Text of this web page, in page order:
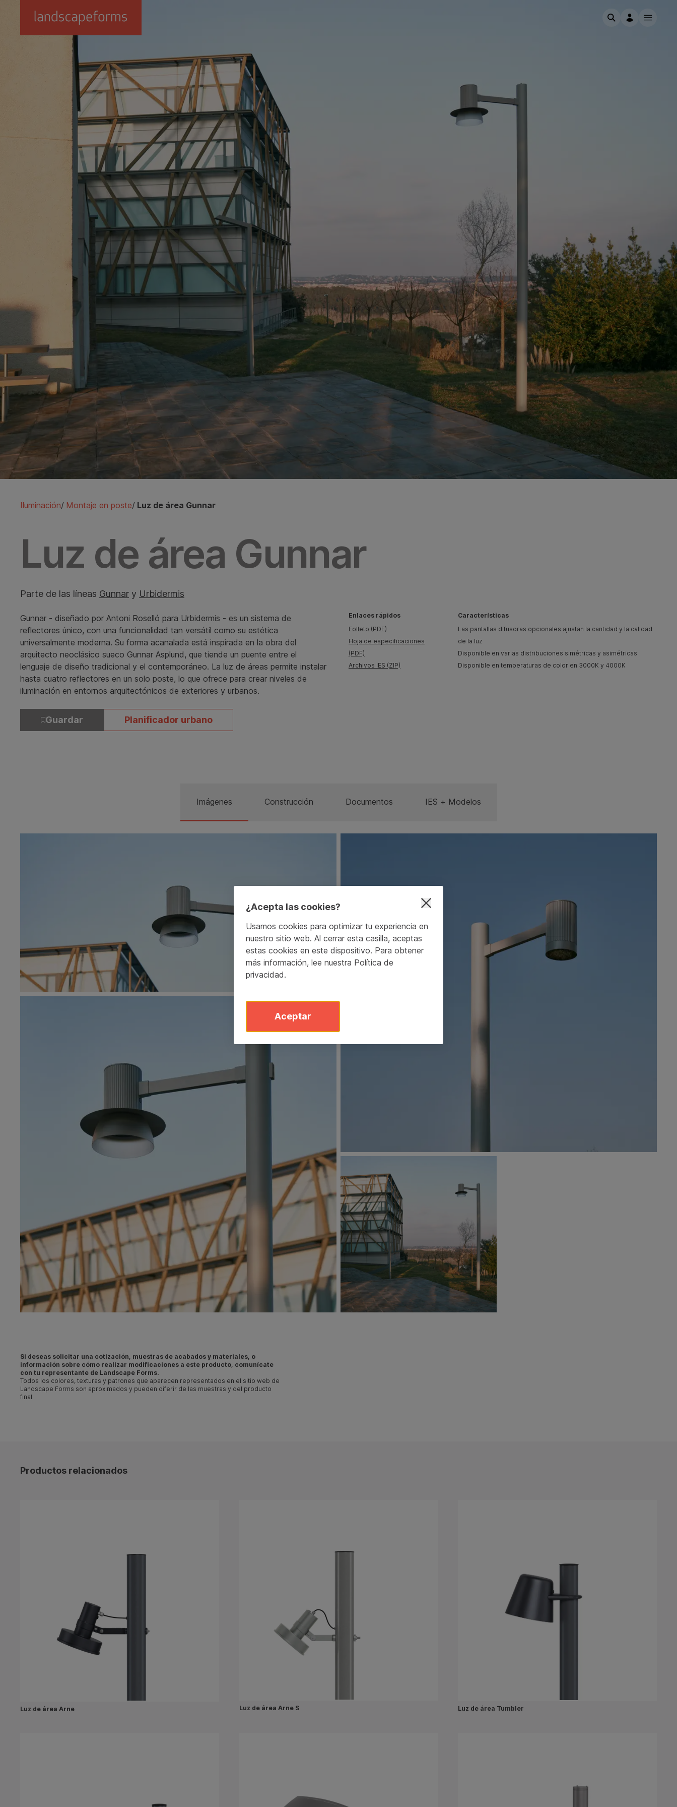
Saltar al contenido principal
Iluminación/ Montaje en poste/ Luz de área Gunnar
Luz de área Gunnar
Parte de las líneas Gunnar y Urbidermis
Gunnar - diseñado por Antoni Roselló para Urbidermis - es un sistema de
reflectores único, con una funcionalidad tan versátil como su estética
universalmente moderna. Su forma acanalada está inspirada en la obra del
arquitecto neoclásico sueco Gunnar Asplund, que tiende un puente entre el
lenguaje de diseño tradicional y el contemporáneo. La luz de áreas permite instalar
hasta cuatro reflectores en un solo poste, lo que ofrece para crear niveles de
iluminación en entornos arquitectónicos de exteriores y urbanos.
Enlaces rápidos
Folleto (PDF)
Hoja de especificaciones
(PDF)
Archivos IES (ZIP)
Características
Las pantallas difusoras opcionales ajustan la cantidad y la calidad
de la luz
Disponible en varias distribuciones simétricas y asimétricas
Disponible en temperaturas de color en 3000K y 4000K
Guardar Planificador urbano
Imágenes Construcción Documentos IES + Modelos
Si deseas solicitar una cotización, muestras de acabados y materiales, o
información sobre cómo realizar modificaciones a este producto, comunícate
con tu representante de Landscape Forms.
Todos los colores, texturas y patrones que aparecen representados en el sitio web de
Landscape Forms son aproximados y pueden diferir de las muestras y del producto
final.
Productos relacionados
Luz de área Arne Luz de área Arne S Luz de área Tumbler
¿Acepta las cookies?
Usamos cookies para optimizar tu experiencia en
nuestro sitio web. Al cerrar esta casilla, aceptas
estas cookies en este dispositivo. Para obtener
más información, lee nuestra Política de
privacidad.
Aceptar